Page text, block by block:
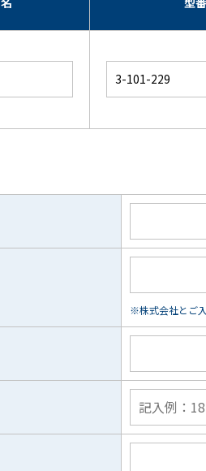
※株式会社とご